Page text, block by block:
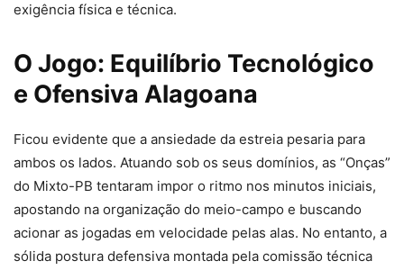
exigência física e técnica.
O Jogo: Equilíbrio Tecnológico
e Ofensiva Alagoana
Ficou evidente que a ansiedade da estreia pesaria para
ambos os lados. Atuando sob os seus domínios, as “Onças”
do Mixto-PB tentaram impor o ritmo nos minutos iniciais,
apostando na organização do meio-campo e buscando
acionar as jogadas em velocidade pelas alas. No entanto, a
sólida postura defensiva montada pela comissão técnica